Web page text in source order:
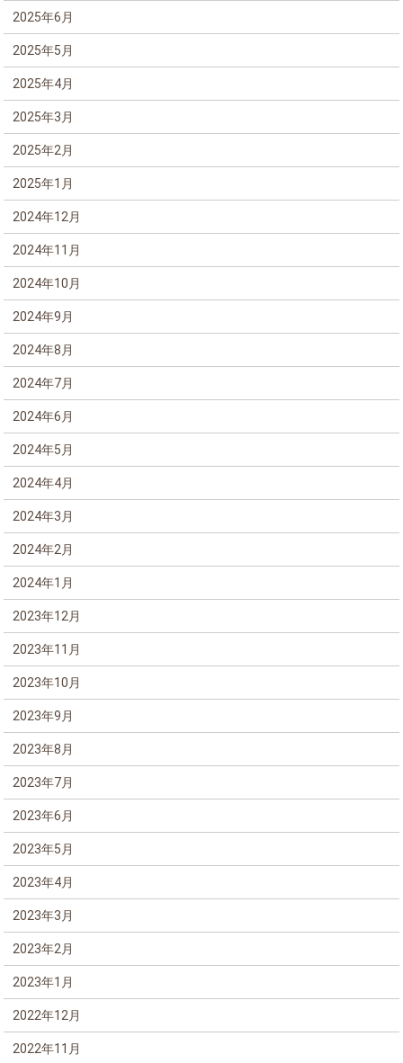
2025年6月
2025年5月
2025年4月
2025年3月
2025年2月
2025年1月
2024年12月
2024年11月
2024年10月
2024年9月
2024年8月
2024年7月
2024年6月
2024年5月
2024年4月
2024年3月
2024年2月
2024年1月
2023年12月
2023年11月
2023年10月
2023年9月
2023年8月
2023年7月
2023年6月
2023年5月
2023年4月
2023年3月
2023年2月
2023年1月
2022年12月
2022年11月